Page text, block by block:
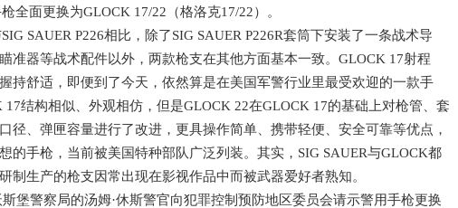
全面更换为GLOCK 17/22（格洛克17/22）。
SAUER P226相比，除了SIG SAUER P226R套筒下安装了一条战术导
准器等战术配件以外，两款枪支在其他方面基本一致。GLOCK 17射程
持舒适，即便到了今天，依然算是在美国军警行业里最受欢迎的一款手
17结构相似、外观相仿，但是GLOCK 22在GLOCK 17的基础上对枪管、套
径、弹匣容量进行了改进，更具操作简单、携带轻便、安全可靠等优点，
的手枪，当前被美国特种部队广泛列装。其实，SIG SAUER与GLOCK都
制生产的枪支因常出现在影视作品中而被武器爱好者熟知。
警察局的汤姆·休斯警官向犯罪控制预防地区委员会请示警用手枪更换